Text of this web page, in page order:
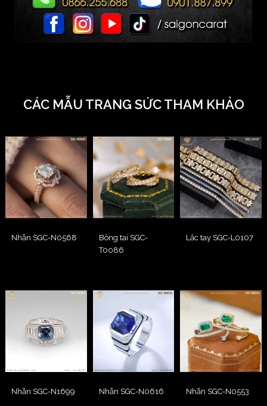
CÁC MẪU TRANG SỨC THAM KHẢO
Nhẫn SGC-N0568
Bông tai SGC-
T0086
Lắc tay SGC-L0107
Nhẫn SGC-N1699 Nhẫn SGC-N0616 Nhẫn SGC-N0553